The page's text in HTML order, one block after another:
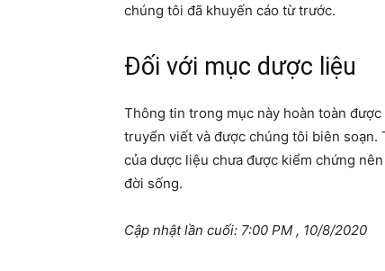
chúng tôi đã khuyến cáo từ trước.
Đối với mục dược liệu
Thông tin trong mục này hoàn toàn
truyển viết và được chúng tôi biên
của dược liệu chưa được kiểm chứng
đời sống.
Cập nhật lần cuối: 7:00 PM , 10/8/2020